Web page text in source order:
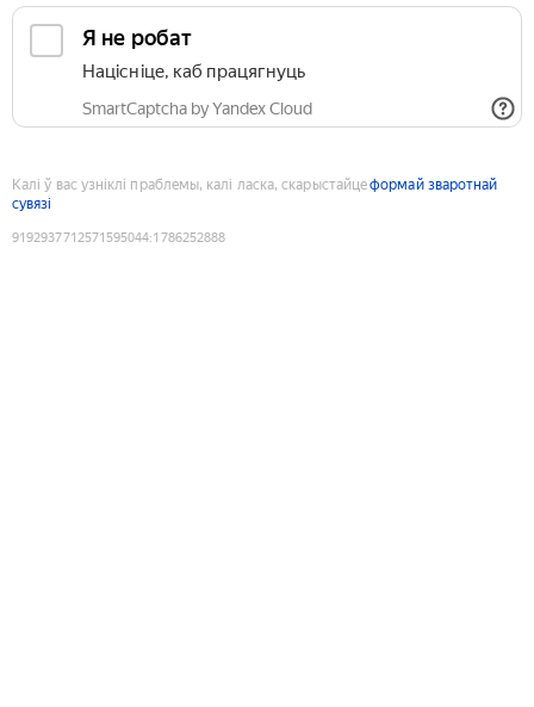
Я не робат
Націсніце, каб працягнуць
SmartCaptcha by Yandex Cloud
Калі ў вас узніклі праблемы, калі ласка, скарыстайцеформай зваротнай
сувязі
9192937712571595044:1786252888